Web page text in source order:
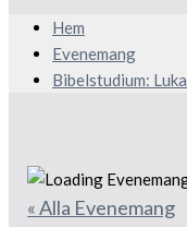
Hem
Evenemang
Bibelstudium:
« Alla Evenemang